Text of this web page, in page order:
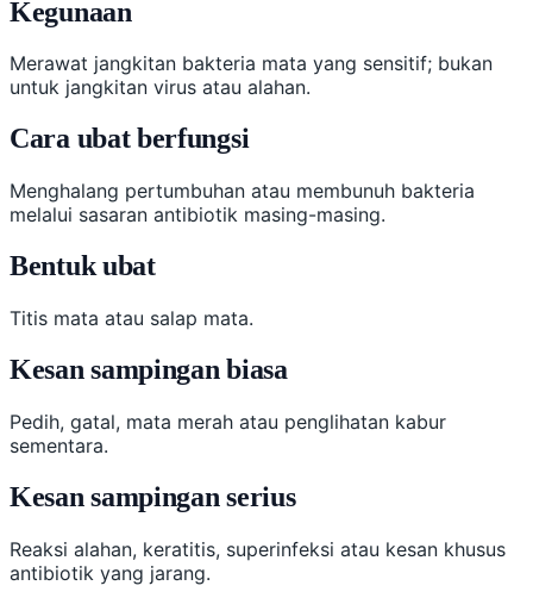
Kegunaan
Merawat jangkitan bakteria mata yang sensitif; bukan
untuk jangkitan virus atau alahan.
Cara ubat berfungsi
Menghalang pertumbuhan atau membunuh bakteria
melalui sasaran antibiotik masing-masing.
Bentuk ubat
Titis mata atau salap mata.
Kesan sampingan biasa
Pedih, gatal, mata merah atau penglihatan kabur
sementara.
Kesan sampingan serius
Reaksi alahan, keratitis, superinfeksi atau kesan khusus
antibiotik yang jarang.